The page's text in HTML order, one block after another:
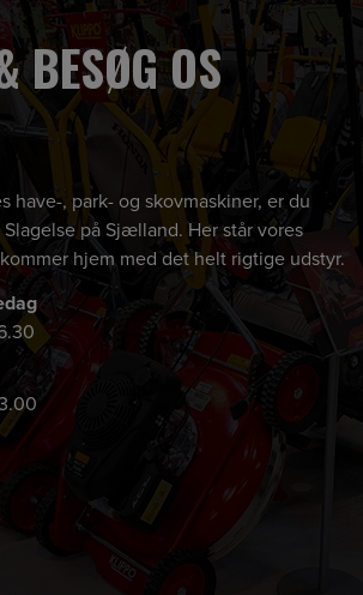
BESØG OS
have-, park- og skovmaskiner, er du
på Sjælland. Her står vores
hjem med det helt rigtige udstyr.